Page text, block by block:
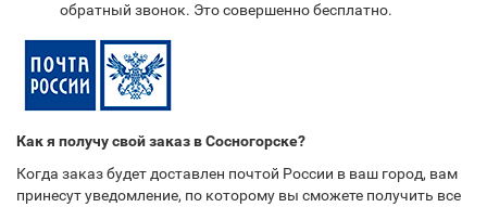
обратный звонок. Это совершенно бесплатно.
Как я получу свой заказ в Сосногорске?
Когда заказ будет доставлен почтой России в ваш город, вам
принесут уведомление, по которому вы сможете получить все